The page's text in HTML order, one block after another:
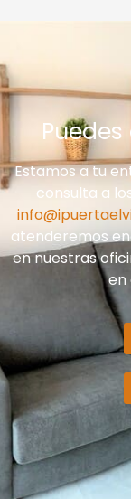
Estamos a tu
consulta a
atenderemos
en nuestras
en